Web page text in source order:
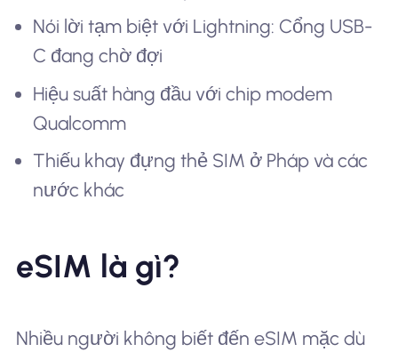
Nói lời tạm biệt với Lightning: Cổng USB-
C đang chờ đợi
Hiệu suất hàng đầu với chip modem
Qualcomm
Thiếu khay đựng thẻ SIM ở Pháp và các
nước khác
eSIM là gì?
Nhiều người không biết đến eSIM mặc dù